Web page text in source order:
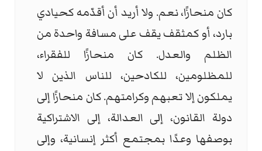
كان منحازًا، نعم. ولا أريد أن أقدّمه كحيادي
بارد، أو كمثقف يقف على مسافة واحدة من
الظلم والعدل. كان منحازًا للفقراء،
للمظلومين، للكادحين، للناس الذين لا
يملكون إلا تعبهم وكرامتهم. كان منحازًا إلى
دولة القانون، إلى العدالة، إلى الاشتراكية
بوصفها وعدًا بمجتمع أكثر إنسانية، وإلى